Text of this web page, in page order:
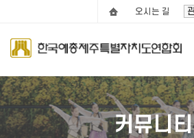
오시는 길
커뮤니티